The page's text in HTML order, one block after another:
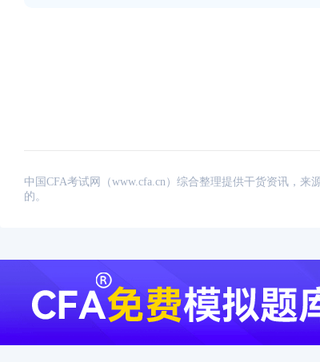
中国CFA考试网（www.cfa.cn）综合整理提供干货资讯，
的。